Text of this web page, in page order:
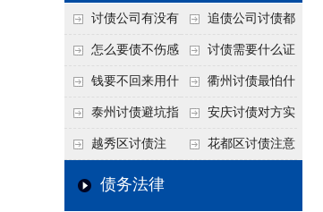
讨债公司有没有
行业协会？正规机构
的行业自律和认证
追债公司讨债都
有哪些手段
怎么要债不伤感
情？
讨债需要什么证
据
钱要不回来用什
么方法要回来
衢州讨债最怕什
么？2026年这两个关
键细节，做错就很难
泰州讨债避坑指
南：2026年这2个细
节不注意，钱很难要
安庆讨债对方实
在没钱咋办？
越秀区讨债注
意！没有借条只有微
花都区讨债注意
债务法律